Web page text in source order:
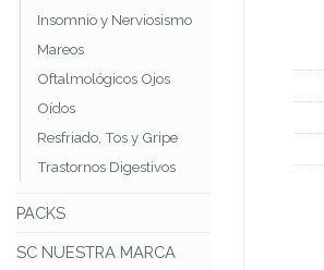
Insomnio y Nerviosismo
Mareos
Oftalmológicos Ojos
Oídos
Resfriado, Tos y Gripe
Trastornos Digestivos
PACKS
SC NUESTRA MARCA